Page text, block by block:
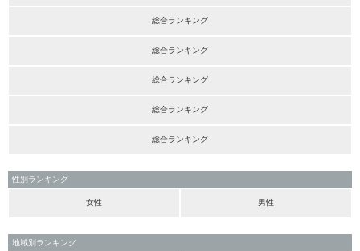
総合ランキング
総合ランキング
総合ランキング
総合ランキング
総合ランキング
性別ランキング
女性 男性
地域別ランキング